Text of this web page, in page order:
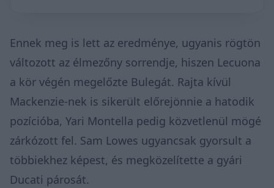
Ennek meg is lett az eredménye, ugyanis rögtön
változott az élmezőny sorrendje, hiszen Lecuona
a kör végén megelőzte Bulegát. Rajta kívül
Mackenzie-nek is sikerült előrejönnie a hatodik
pozícióba, Yari Montella pedig közvetlenül mögé
zárkózott fel. Sam Lowes ugyancsak gyorsult a
többiekhez képest, és megközelítette a gyári
Ducati párosát.